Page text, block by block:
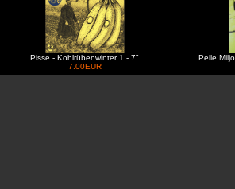
Pisse - Kohlrübenwinter 1 - 7"
7.00EUR
Pelle